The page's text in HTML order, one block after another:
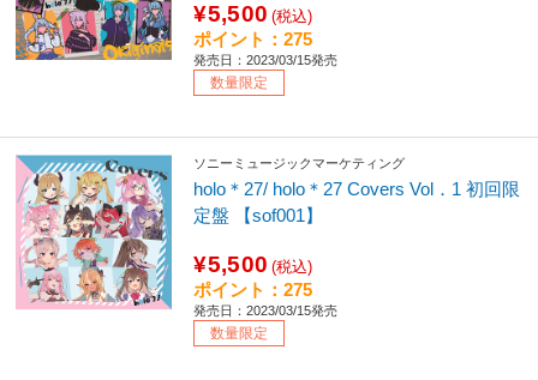
¥5,500 (税込)
ポイント：275
発売日：2023/03/15発売
数量限定
ソニーミュージックマーケティング
holo＊27/ holo＊27 Covers Vol．1 初回限
定盤 【sof001】
¥5,500 (税込)
ポイント：275
発売日：2023/03/15発売
数量限定